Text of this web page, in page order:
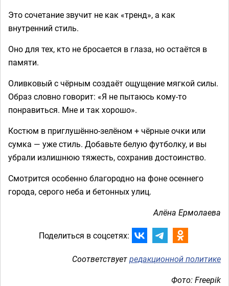
Это сочетание звучит не как «тренд», а как
внутренний стиль.
Оно для тех, кто не бросается в глаза, но остаётся в
памяти.
Оливковый с чёрным создаёт ощущение мягкой силы.
Образ словно говорит: «Я не пытаюсь кому-то
понравиться. Мне и так хорошо».
Костюм в приглушённо-зелёном + чёрные очки или
сумка — уже стиль. Добавьте белую футболку, и вы
убрали излишнюю тяжесть, сохранив достоинство.
Смотрится особенно благородно на фоне осеннего
города, серого неба и бетонных улиц.
Алёна Ермолаева
Поделиться в соцсетях:
Соответствуетредакционной политике
Фото: Freepik